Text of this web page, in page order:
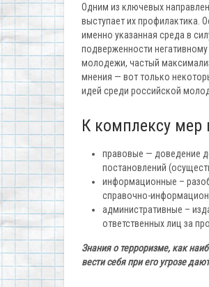
Одним из ключевых
выступает их профилактика.
именно указанная среда в
подверженности
молодежи, частый
мнения — вот только
идей среди российской
К комплексу мер
правовые — доведение
постановлений
информационные –
справочно-
административные –
ответственных лиц за
Знания о терроризме, как
вести себя при его угрозе